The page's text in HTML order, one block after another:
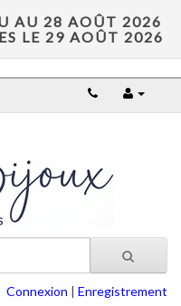
AU 28 AOÛT 2026
LE 29 AOÛT 2026
Connexion | Enregistrement